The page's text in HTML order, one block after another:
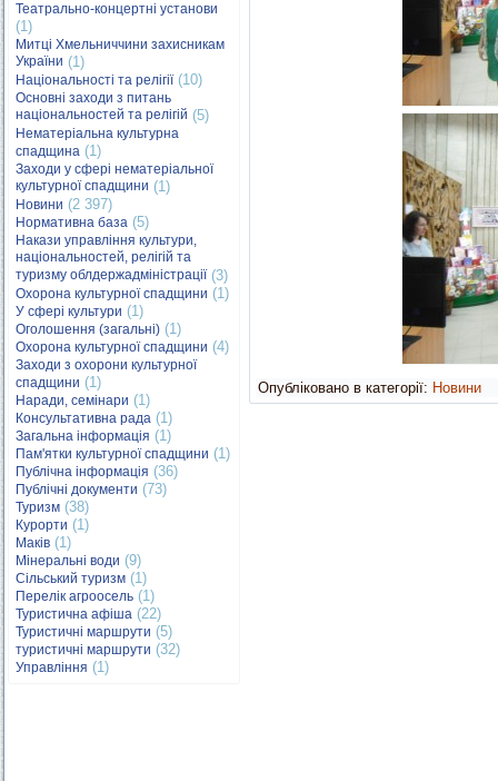
Театрально-концертні установи
(1)
Митці Хмельниччини захисникам
України (1)
Національності та релігії(10)
Основні заходи з питань
національностей та релігій (5)
Нематеріальна культурна
спадщина (1)
Заходи у сфері нематеріальної
культурної спадщини (1)
Новини (2 397)
Нормативна база (5)
Накази управління культури,
національностей, релігій та
туризму облдержадміністрації(3)
Охорона культурної спадщини (1)
У сфері культури (1)
Оголошення (загальні) (1)
Охорона культурної спадщини (4)
Заходи з охорони культурної
спадщини (1)
Наради, семінари (1)
Консультативна рада (1)
Загальна інформація (1)
Пам'ятки культурної спадщини (1)
Публічна інформація (36)
Публічні документи (73)
Туризм (38)
Курорти (1)
Маків (1)
Мінеральні води (9)
Сільський туризм (1)
Перелік агроосель (1)
Туристична афіша (22)
Туристичні маршрути (5)
туристичні маршрути (32)
Управління (1)
Опубліковано в категорії: Новини